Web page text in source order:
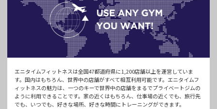
エニタイムフィットネスは全国47都道府県に1,200店舗以上を運営していま
す。国内はもちろん、世界中の店舗がすべて相互利用可能です。エニタイムフ
ィットネスの魅力は、一つのキーで世界中の店舗をまるでプライベートジムの
ように利用できることです。家の近くはもちろん、仕事場の近くでも、旅行先
でも、いつでも、好きな場所、好きな時間にトレーニングができます。